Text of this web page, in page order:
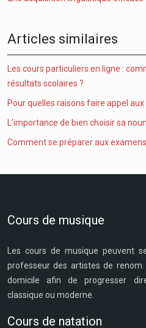
Articles similaires
Les cours particuliers en ligne :
résultats scolaires ?
Pour quelles raisons faire appel aux
L’importance de bien choisir sa
Comment se préparer aux
Cours de musique
Les cours de musique peuvent
professeur des artistes de renom.
domicile afin de progresser
classique ou moderne.
Cours de natation